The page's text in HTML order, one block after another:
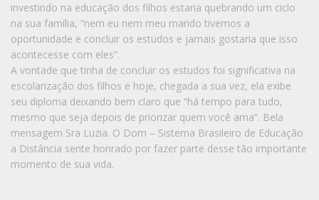
investindo na educação dos filhos estaria quebrando um ciclo
na sua família, “nem eu nem meu marido tivemos a
oportunidade e concluir os estudos e jamais gostaria que isso
acontecesse com eles”.
A vontade que tinha de concluir os estudos foi significativa na
escolarização dos filhos e hoje, chegada a sua vez, ela exibe
seu diploma deixando bem claro que “há tempo para tudo,
mesmo que seja depois de priorizar quem você ama”. Bela
mensagem Sra Luzia. O Dom – Sistema Brasileiro de Educação
a Distância sente honrado por fazer parte desse tão importante
momento de sua vida.